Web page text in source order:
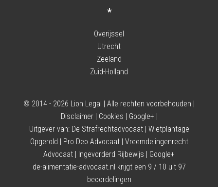
*
Overijssel
Utrecht
Zeeland
Zuid-Holland
© 2014 - 2026 Lion Legal | Alle rechten voorbehouden |
Disclaimer| Cookies | Google+ |
Uitgever van: De Strafrechtadvocaat| Wietplantage
Opgerold | Pro Deo Advocaat| Vreemdelingenrecht
Advocaat | Ingevorderd Rijbewijs | Google+
de-alimentatie-advocaat.nl krijgt een 9 / 10 uit 97
beoordelingen